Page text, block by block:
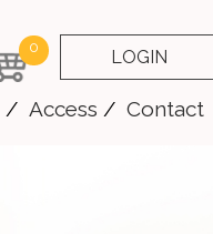
0 LOGIN
Access Contact